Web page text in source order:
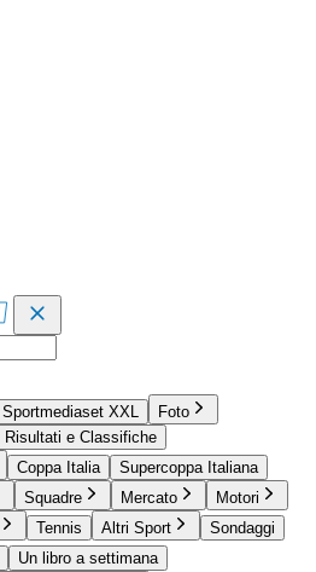
Sportmediaset XXL
Foto
Risultati e Classifiche
Coppa Italia
Supercoppa Italiana
Squadre Mercato
Motori
Tennis Altri Sport
Sondaggi
Un libro a settimana